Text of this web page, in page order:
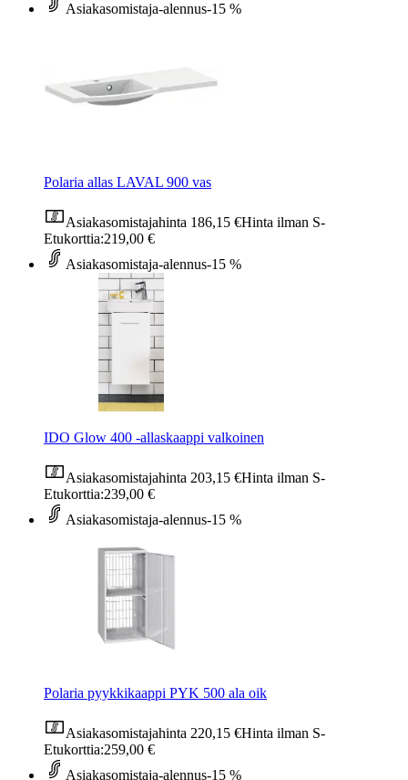
Asiakasomistaja-alennus-15 %
Polaria allas LAVAL 900 vas
Asiakasomistajahinta 186,15 €Hinta ilman S-
Etukorttia:219,00 €
Asiakasomistaja-alennus-15 %
IDO Glow 400 -allaskaappi valkoinen
Asiakasomistajahinta 203,15 €Hinta ilman S-
Etukorttia:239,00 €
Asiakasomistaja-alennus-15 %
Polaria pyykkikaappi PYK 500 ala oik
Asiakasomistajahinta 220,15 €Hinta ilman S-
Etukorttia:259,00 €
Asiakasomistaja-alennus-15 %